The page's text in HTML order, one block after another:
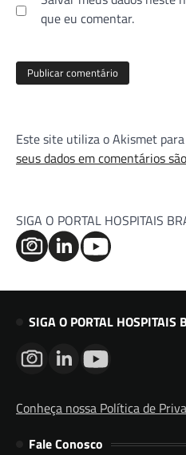
que eu comentar.
Este site utiliza o Akismet
seus dados em comentários
SIGA O PORTAL HOSPITAIS
SIGA O PORTAL HOSPITAIS
Conheça nossa Política de
Fale Conosco